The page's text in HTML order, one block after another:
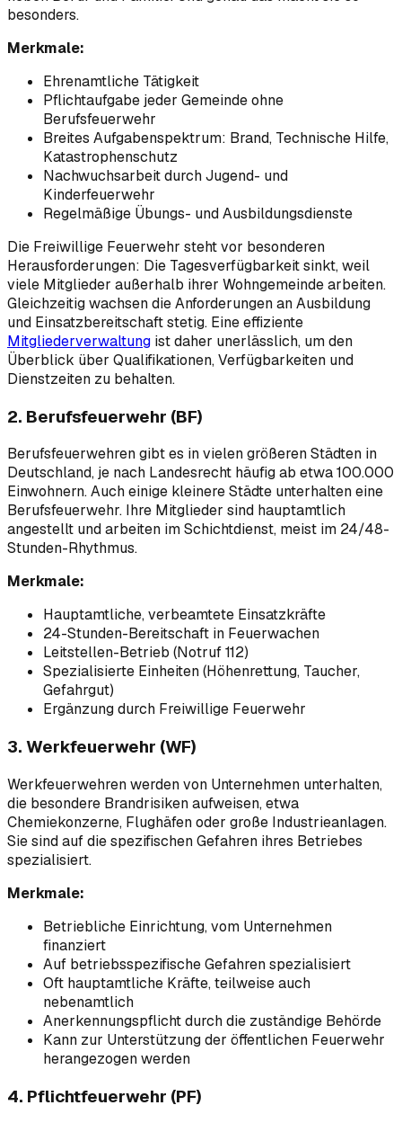
besonders.
Merkmale:
Ehrenamtliche Tätigkeit
Pflichtaufgabe jeder Gemeinde ohne
Berufsfeuerwehr
Breites Aufgabenspektrum: Brand, Technische Hilfe,
Katastrophenschutz
Nachwuchsarbeit durch Jugend- und
Kinderfeuerwehr
Regelmäßige Übungs- und Ausbildungsdienste
Die Freiwillige Feuerwehr steht vor besonderen
Herausforderungen: Die Tagesverfügbarkeit sinkt, weil
viele Mitglieder außerhalb ihrer Wohngemeinde arbeiten.
Gleichzeitig wachsen die Anforderungen an Ausbildung
und Einsatzbereitschaft stetig. Eine effiziente
Mitgliederverwaltung ist daher unerlässlich, um den
Überblick über Qualifikationen, Verfügbarkeiten und
Dienstzeiten zu behalten.
2. Berufsfeuerwehr (BF)
Berufsfeuerwehren gibt es in vielen größeren Städten in
Deutschland, je nach Landesrecht häufig ab etwa 100.000
Einwohnern. Auch einige kleinere Städte unterhalten eine
Berufsfeuerwehr. Ihre Mitglieder sind hauptamtlich
angestellt und arbeiten im Schichtdienst, meist im 24/48-
Stunden-Rhythmus.
Merkmale:
Hauptamtliche, verbeamtete Einsatzkräfte
24-Stunden-Bereitschaft in Feuerwachen
Leitstellen-Betrieb (Notruf 112)
Spezialisierte Einheiten (Höhenrettung, Taucher,
Gefahrgut)
Ergänzung durch Freiwillige Feuerwehr
3. Werkfeuerwehr (WF)
Werkfeuerwehren werden von Unternehmen unterhalten,
die besondere Brandrisiken aufweisen, etwa
Chemiekonzerne, Flughäfen oder große Industrieanlagen.
Sie sind auf die spezifischen Gefahren ihres Betriebes
spezialisiert.
Merkmale:
Betriebliche Einrichtung, vom Unternehmen
finanziert
Auf betriebsspezifische Gefahren spezialisiert
Oft hauptamtliche Kräfte, teilweise auch
nebenamtlich
Anerkennungspflicht durch die zuständige Behörde
Kann zur Unterstützung der öffentlichen Feuerwehr
herangezogen werden
4. Pflichtfeuerwehr (PF)